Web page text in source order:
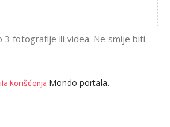
3 fotografije ili videa. Ne smije biti
korišćenja Mondo portala.